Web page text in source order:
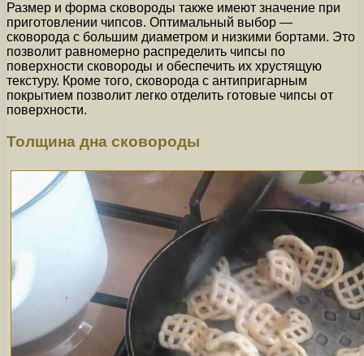
Размер и форма сковороды также имеют значение при
приготовлении чипсов. Оптимальный выбор —
сковорода с большим диаметром и низкими бортами. Это
позволит равномерно распределить чипсы по
поверхности сковороды и обеспечить их хрустящую
текстуру. Кроме того, сковорода с антипригарным
покрытием позволит легко отделить готовые чипсы от
поверхности.
Толщина дна сковороды